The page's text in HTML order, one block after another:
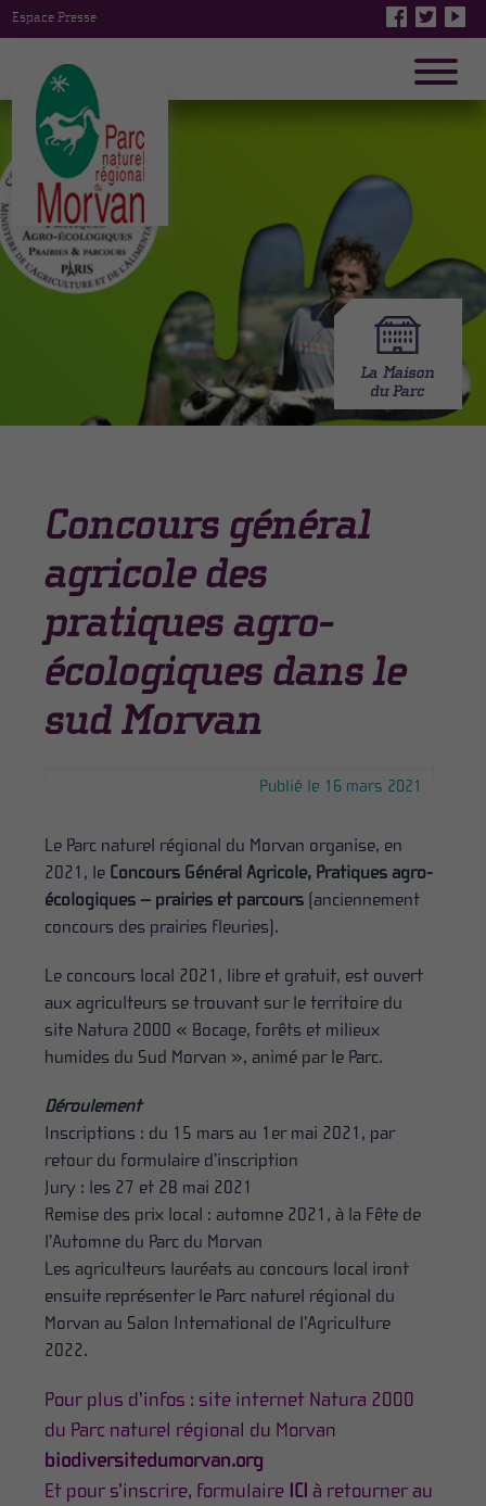
Espace Presse
Concours général
agricole des
pratiques agro-
écologiques dans le
sud Morvan
Publié le 16 mars 2021
Le Parc naturel régional du Morvan organise, en
2021, le Concours Général Agricole, Pratiques agro-
écologiques – prairies et parcours (anciennement
concours des prairies fleuries).
Le concours local 2021, libre et gratuit, est ouvert
aux agriculteurs se trouvant sur le territoire du
site Natura 2000 « Bocage, forêts et milieux
humides du Sud Morvan », animé par le Parc.
Déroulement
Inscriptions : du 15 mars au 1er mai 2021, par
retour du formulaire d’inscription
Jury : les 27 et 28 mai 2021
Remise des prix local : automne 2021, à la Fête de
l’Automne du Parc du Morvan
Les agriculteurs lauréats au concours local iront
ensuite représenter le Parc naturel régional du
Morvan au Salon International de l’Agriculture
2022.
Pour plus d’infos : site internet Natura 2000
du Parc naturel régional du Morvan
biodiversitedumorvan.org
Et pour s’inscrire, formulaire ICI à retourner au